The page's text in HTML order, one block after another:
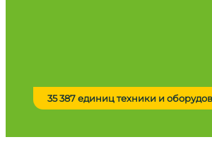
Сначала выберите марку
Город / регион
35 387 единиц техники и